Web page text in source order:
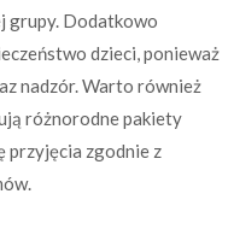
grupy. Dodatkowo
dzieci, ponieważ
nadzór. Warto również
różnorodne pakiety
przyjęcia zgodnie z